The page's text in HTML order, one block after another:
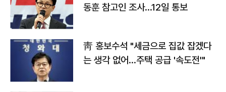
동훈 참고인 조사...12일 통보
靑 홍보수석 "세금으로 집값 잡겠다
는 생각 없어…주택 공급 '속도전'"